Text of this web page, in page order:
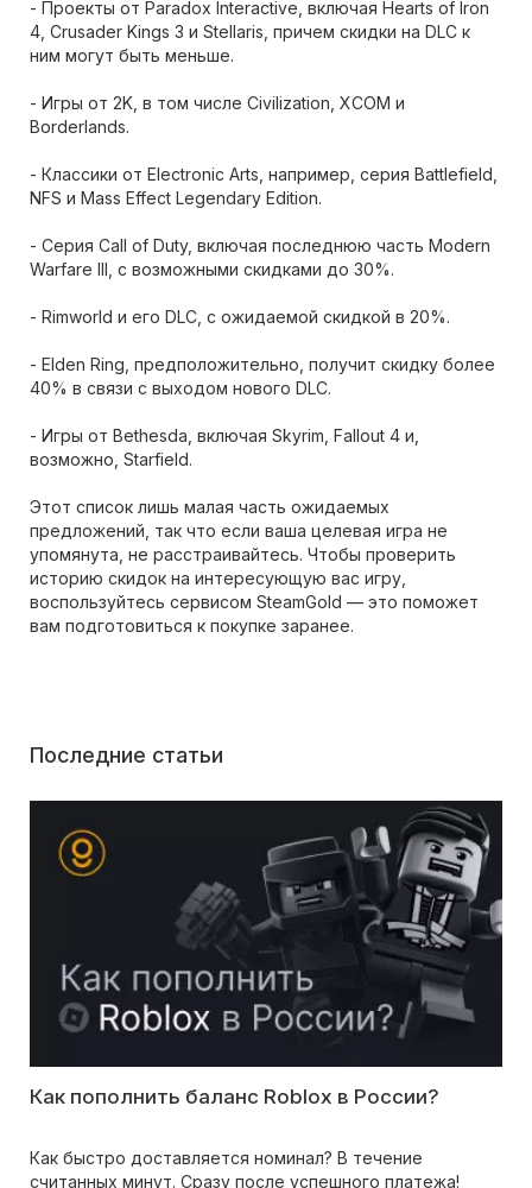
- Проекты от Paradox Interactive, включая Hearts of Iron
4, Crusader Kings 3 и Stellaris, причем скидки на DLC к
ним могут быть меньше.
- Игры от 2K, в том числе Civilization, XCOM и
Borderlands.
- Классики от Electronic Arts, например, серия Battlefield,
NFS и Mass Effect Legendary Edition.
- Серия Call of Duty, включая последнюю часть Modern
Warfare III, с возможными скидками до 30%.
- Rimworld и его DLC, с ожидаемой скидкой в 20%.
- Elden Ring, предположительно, получит скидку более
40% в связи с выходом нового DLC.
- Игры от Bethesda, включая Skyrim, Fallout 4 и,
возможно, Starfield.
Этот список лишь малая часть ожидаемых
предложений, так что если ваша целевая игра не
упомянута, не расстраивайтесь. Чтобы проверить
историю скидок на интересующую вас игру,
воспользуйтесь сервисом SteamGold — это поможет
вам подготовиться к покупке заранее.
Последние статьи
Как пополнить баланс Roblox в России?
Как быстро доставляется номинал? В течение
считанных минут. Сразу после успешного платежа!